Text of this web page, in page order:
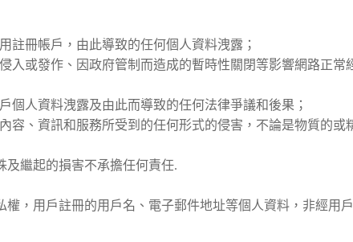
註冊帳戶，由此導致的任何個人資料洩露；
入或發作、因政府管制而造成的暫時性關閉等影響網路正
個人資料洩露及由此而導致的任何法律爭議和後果；
容、資訊和服務所受到的任何形式的侵害，不論是物質的或
及繼起的損害不承擔任何責任.
權，用戶註冊的用戶名、電子郵件地址等個人資料，非經用